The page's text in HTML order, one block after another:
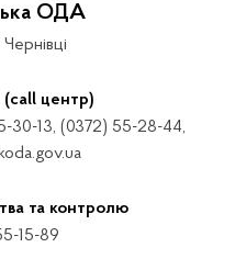
ОДА
(call центр)
30-13, (0372) 55-28-44,
та контролю
15-89